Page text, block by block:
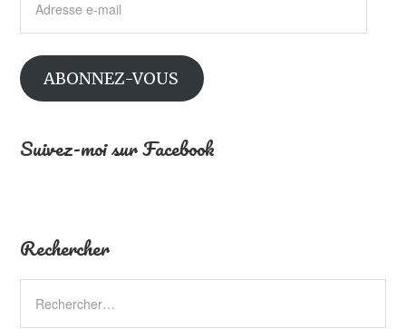
mail
ABONNEZ-VOUS
Suivez-moi sur Facebook
Rechercher